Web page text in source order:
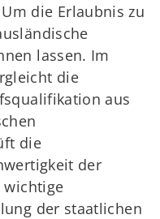
die Erlaubnis zu
lassen. Im
die
aus
die
der
der staatlichen